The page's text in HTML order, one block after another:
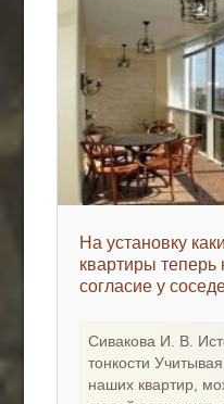
На установку
квартиры
согласие у
Сивакова И. В.
тонкости
наших квартир,